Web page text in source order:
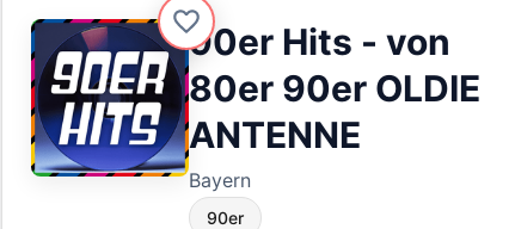
90er Hits - von
80er 90er OLDIE
ANTENNE
Bayern
90er